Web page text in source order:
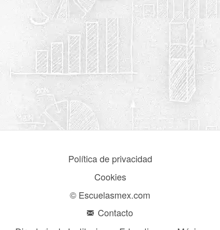
Política de privacidad
Cookies
© Escuelasmex.com
Contacto